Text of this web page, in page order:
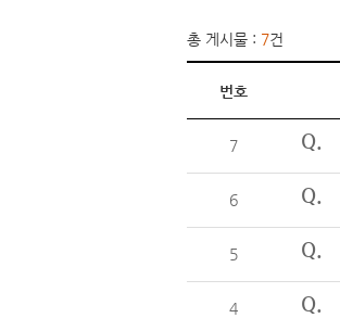
총 게시물 : 7건
번호
7 Q.
6 Q.
5 Q.
4 Q.